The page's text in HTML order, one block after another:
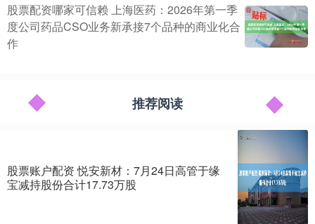
股票配资哪家可信赖 上海医药：2026年第一季
度公司药品CSO业务新承接7个品种的商业化合
作
推荐阅读
股票账户配资 悦安新材：7月24日高管于缘
宝减持股份合计17.73万股